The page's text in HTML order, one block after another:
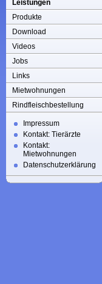
Leistungen
Produkte
Download
Videos
Jobs
Links
Mietwohnungen
Rindfleischbestellung
Impressum
Kontakt: Tierärzte
Kontakt:
Mietwohnungen
Datenschutzerklärung